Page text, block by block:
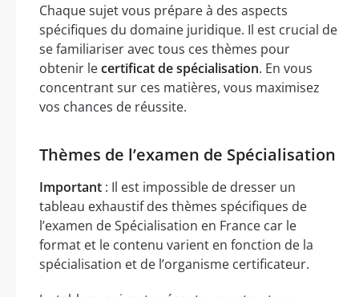
Chaque sujet vous prépare à des aspects
spécifiques du domaine juridique. Il est crucial de
se familiariser avec tous ces thèmes pour
obtenir lecertificat de spécialisation. En vous
concentrant sur ces matières, vous maximisez
vos chances de réussite.
Thèmes de l’examen de Spécialisation
Important : Il est impossible de dresser un
tableau exhaustif des thèmes spécifiques de
l’examen de Spécialisation en France car le
format et le contenu varient en fonction de la
spécialisation et de l’organisme certificateur.